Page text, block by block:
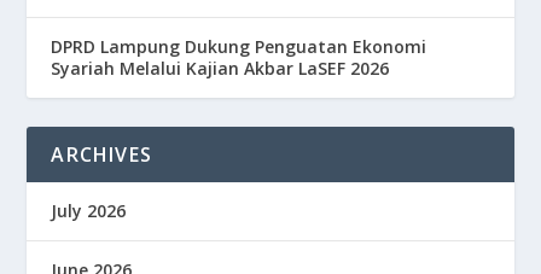
DPRD Lampung Dukung Penguatan Ekonomi
Syariah Melalui Kajian Akbar LaSEF 2026
ARCHIVES
July 2026
June 2026